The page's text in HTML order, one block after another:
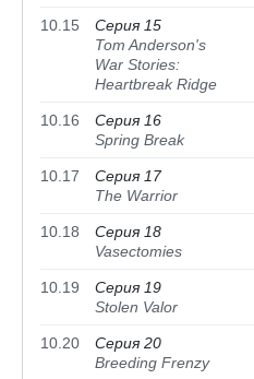
10.15
Серия 15
Tom Anderson's
War Stories:
Heartbreak Ridge
10.16
Серия 16
Spring Break
10.17
Серия 17
The Warrior
10.18
Серия 18
Vasectomies
10.19
Серия 19
Stolen Valor
10.20
Серия 20
Breeding Frenzy